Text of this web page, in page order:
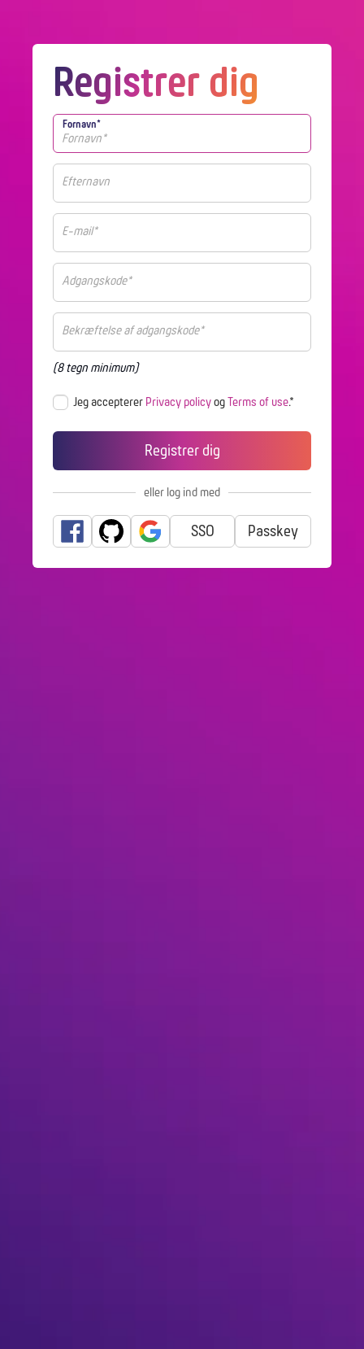
Registrer dig
Fornavn
(8 tegn minimum)
Jeg accepterer Privacy policyogTerms of use.*
eller log ind med
SSO Passkey